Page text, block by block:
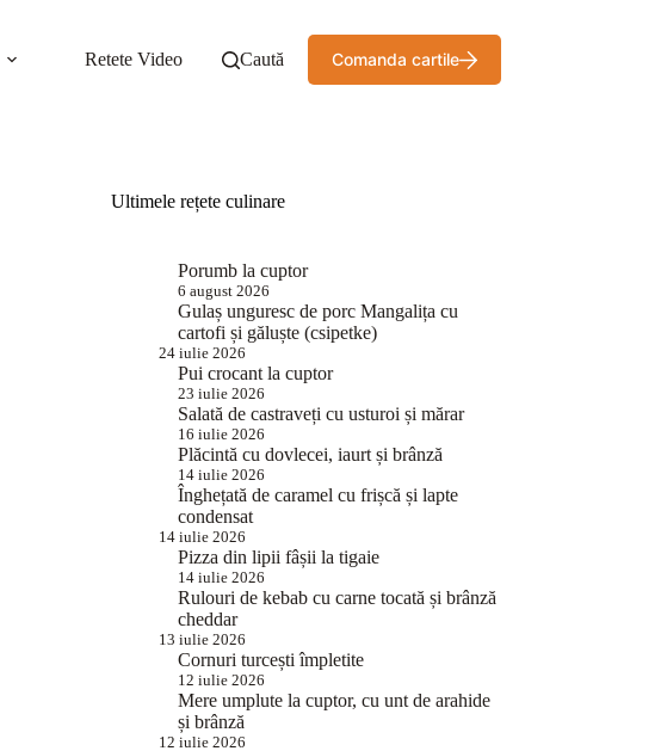
Retete Video Caută Comanda cartile
Ultimele rețete culinare
Porumb la cuptor
6 august 2026
Gulaș unguresc de porc Mangalița cu
cartofi și găluște (csipetke)
24 iulie 2026
Pui crocant la cuptor
23 iulie 2026
Salată de castraveți cu usturoi și mărar
16 iulie 2026
Plăcintă cu dovlecei, iaurt și brânză
14 iulie 2026
Înghețată de caramel cu frișcă și lapte
condensat
14 iulie 2026
Pizza din lipii fâșii la tigaie
14 iulie 2026
Rulouri de kebab cu carne tocată și brânză
cheddar
13 iulie 2026
Cornuri turcești împletite
12 iulie 2026
Mere umplute la cuptor, cu unt de arahide
și brânză
12 iulie 2026